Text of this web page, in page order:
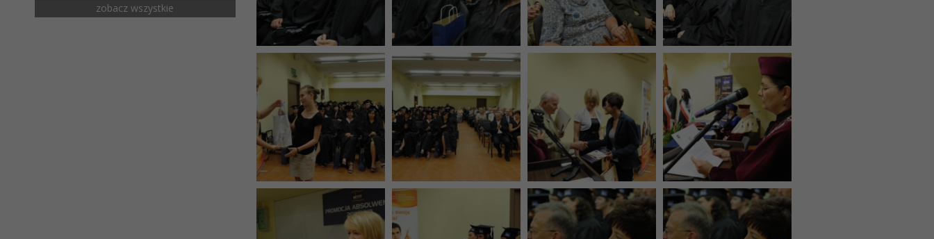
zobacz wszystkie